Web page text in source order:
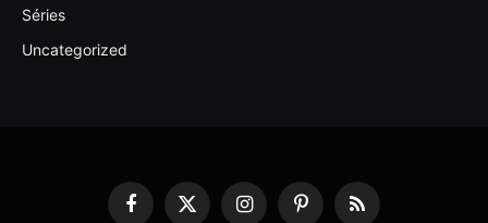
Séries
Uncategorized
Facebook
X
InstagramPinterestRSS